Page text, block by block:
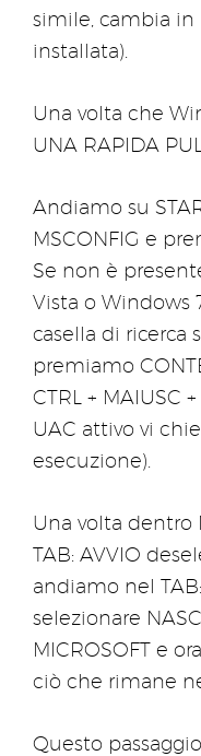
simile, cambia in
installata).
Una volta che
UNA RAPIDA
Andiamo su
MSCONFIG e
Se non è
Vista o
casella di ricerca
premiamo
CTRL + MAIUSC
UAC attivo vi
esecuzione).
Una volta dentro
TAB: AVVIO
andiamo nel
selezionare
MICROSOFT e
ciò che rimane
Questo